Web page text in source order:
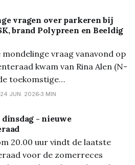
i.v.m. Cipal kwam Kris
(Samen Vooruit) tussen. Hij had
vragen over parkeren bij
brand Polypreen en Beeldig
mondelinge vraag vanavond op
kwam van Rina Alen (N-
toekomstige
voor de
al over nagedacht werd.
Bob Nijs (CD&V)
dat er momenteel een studie
24 JUN. 2026 3 MIN
- nieuwe
20.00 uur vindt de laatste
voor de zomerreces